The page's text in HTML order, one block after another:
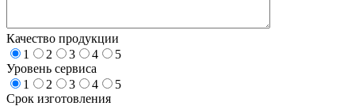
Качество продукции
1
2 3 4
5
Уровень сервиса
1
2 3 4
5
Срок изготовления